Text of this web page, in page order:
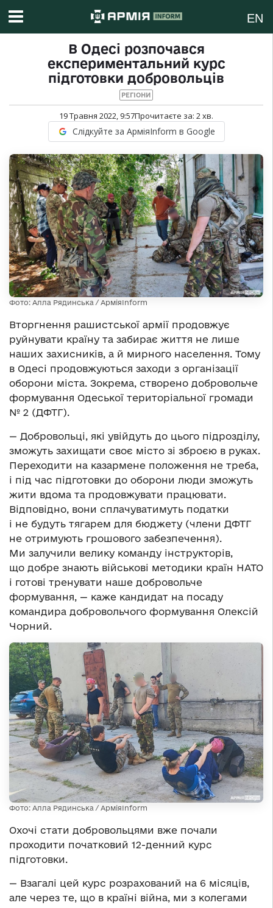
EN
В Одесі розпочався
експериментальний курс
підготовки добровольців
РЕГІОНИ
19 Травня 2022, 9:57Прочитаєте за: 2хв.
Слідкуйте за АрміяInform в Google
Фото: Алла Рядинська / АрміяInform
Вторгнення рашистської армії продовжує
руйнувати країну та забирає життя не лише
наших захисників, а й мирного населення. Тому
в Одесі продовжуються заходи з організації
оборони міста. Зокрема, створено добровольче
формування Одеської територіальної громади
№ 2 (ДФТГ).
— Добровольці, які увійдуть до цього підрозділу,
зможуть захищати своє місто зі зброєю в руках.
Переходити на казармене положення не треба,
і під час підготовки до оборони люди зможуть
жити вдома та продовжувати працювати.
Відповідно, вони сплачуватимуть податки
і не будуть тягарем для бюджету (члени ДФТГ
не отримують грошового забезпечення).
Ми залучили велику команду інструкторів,
що добре знають військові методики країн НАТО
і готові тренувати наше добровольче
формування, — каже кандидат на посаду
командира добровольчого формування Олексій
Чорний.
Фото: Алла Рядинська / АрміяInform
Охочі стати добровольцями вже почали
проходити початковий 12-денний курс
підготовки.
— Взагалі цей курс розрахований на 6 місяців,
але через те, що в країні війна, ми з колегами